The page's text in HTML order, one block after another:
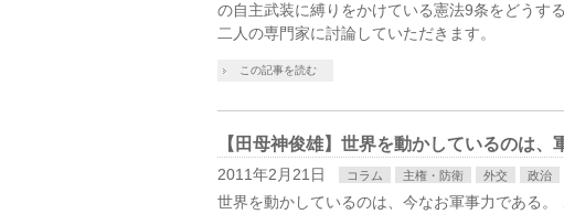
の自主武装に縛りをかけている憲法9条をどうす
二人の専門家に討論していただきます。
この記事を読む
【田母神俊雄】世界を動かしているのは、
2011年2月21日 コラム 主権・防衛 外交 政治
世界を動かしているのは、今なお軍事力である。